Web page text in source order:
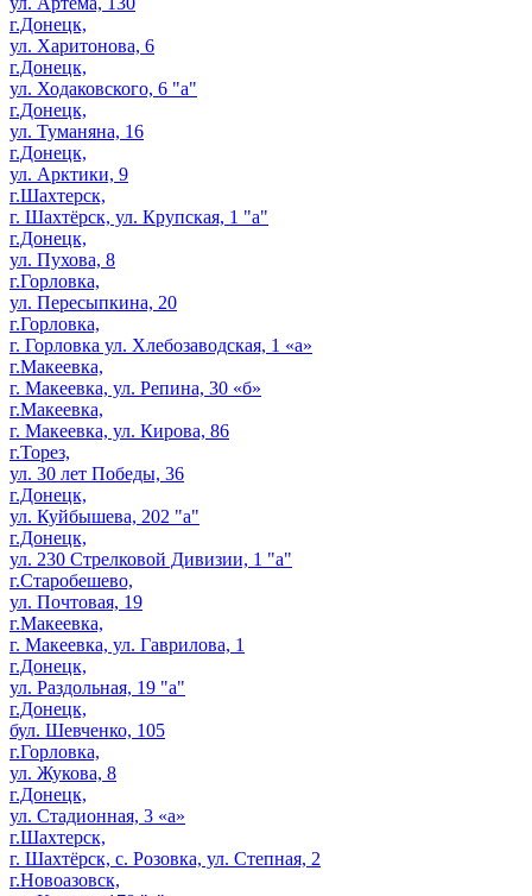
г.Донецк,
ул. Харитонова, 6
г.Донецк,
ул. Ходаковского, 6 "а"
г.Донецк,
ул. Туманяна, 16
г.Донецк,
ул. Арктики, 9
г.Шахтерск,
г. Шахтёрск, ул. Крупская, 1 "а"
г.Донецк,
ул. Пухова, 8
г.Горловка,
ул. Пересыпкина, 20
г.Горловка,
г. Горловка ул. Хлебозаводская, 1 «а»
г.Макеевка,
г. Макеевка, ул. Репина, 30 «б»
г.Макеевка,
г. Макеевка, ул. Кирова, 86
г.Торез,
ул. 30 лет Победы, 36
г.Донецк,
ул. Куйбышева, 202 "а"
г.Донецк,
ул. 230 Стрелковой Дивизии, 1 "а"
г.Старобешево,
ул. Почтовая, 19
г.Макеевка,
г. Макеевка, ул. Гаврилова, 1
г.Донецк,
ул. Раздольная, 19 "а"
г.Донецк,
бул. Шевченко, 105
г.Горловка,
ул. Жукова, 8
г.Донецк,
ул. Стадионная, 3 «а»
г.Шахтерск,
г. Шахтёрск, с. Розовка, ул. Степная, 2
г.Новоазовск,